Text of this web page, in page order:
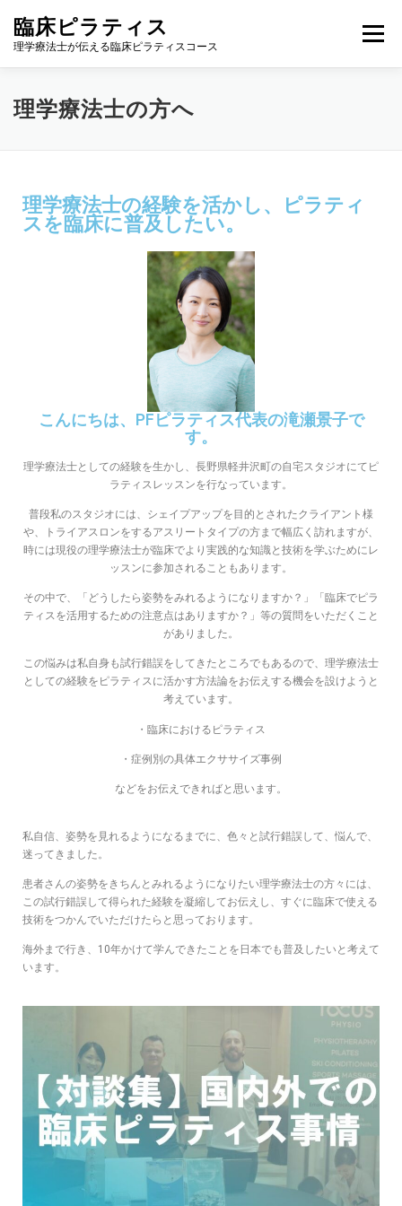
臨床ピラティス
理学療法士が伝える臨床ピラティスコース
メニュー
理学療法士の方へ 臨床ピラティス長期コース
理学療法士の方へ
理学療法士の経験を活かし、ピラティ
スを臨床に普及したい。
こんにちは、PFピラティス代表の滝瀬景子で
す。
理学療法士としての経験を生かし、長野県軽井沢町の自宅スタジオにてピ
ラティスレッスンを行なっています。
普段私のスタジオには、シェイプアップを目的とされたクライアント様
や、トライアスロンをするアスリートタイプの方まで幅広く訪れますが、
時には現役の理学療法士が臨床でより実践的な知識と技術を学ぶためにレ
ッスンに参加されることもあります。
その中で、「どうしたら姿勢をみれるようになりますか？」「臨床でピラ
ティスを活用するための注意点はありますか？」等の質問をいただくこと
がありました。
この悩みは私自身も試行錯誤をしてきたところでもあるので、理学療法士
としての経験をピラティスに活かす方法論をお伝えする機会を設けようと
考えています。
・臨床におけるピラティス
・症例別の具体エクササイズ事例
などをお伝えできればと思います。
私自信、姿勢を見れるようになるまでに、色々と試行錯誤して、悩んで、
迷ってきました。
患者さんの姿勢をきちんとみれるようになりたい理学療法士の方々には、
この試行錯誤して得られた経験を凝縮してお伝えし、すぐに臨床で使える
技術をつかんでいただけたらと思っております。
海外まで行き、10年かけて学んできたことを日本でも普及したいと考えて
います。